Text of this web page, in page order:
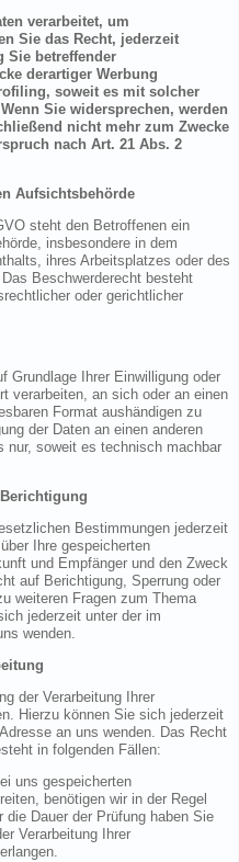
verarbeitet, um
Sie das Recht, jederzeit
Sie betreffender
derartiger Werbung
soweit es mit solcher
Sie widersprechen, werden
nicht mehr zum Zwecke
nach Art. 21 Abs. 2
Aufsichtsbehörde
steht den Betroffenen ein
insbesondere in dem
ihres Arbeitsplatzes oder des
Beschwerderecht besteht
oder gerichtlicher
Grundlage Ihrer Einwilligung oder
verarbeiten, an sich oder an einen
Format aushändigen zu
der Daten an einen anderen
nur, soweit es technisch machbar
Bestimmungen jederzeit
Ihre gespeicherten
und Empfänger und den Zweck
auf Berichtigung, Sperrung oder
weiteren Fragen zum Thema
jederzeit unter der im
wenden.
der Verarbeitung Ihrer
Hierzu können Sie sich jederzeit
an uns wenden. Das Recht
in folgenden Fällen:
uns gespeicherten
benötigen wir in der Regel
Dauer der Prüfung haben Sie
Verarbeitung Ihrer